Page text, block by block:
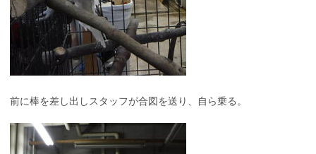
前に棒を差し出しスタッフが合図を送り、自ら乗る。